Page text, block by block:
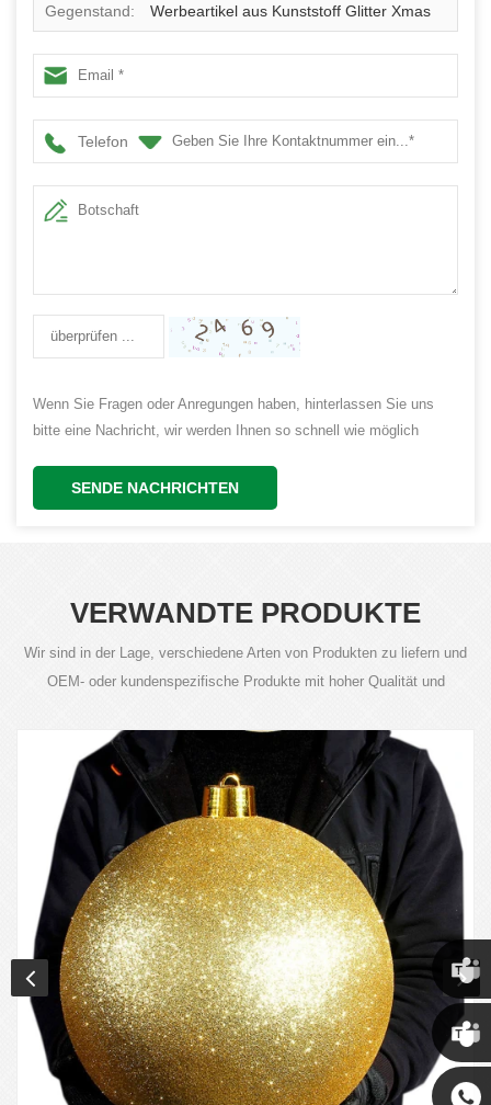
Gegenstand: Werbeartikel aus Kunststoff Glitter Xmas
Ball
Telefon
Wenn Sie Fragen oder Anregungen haben, hinterlassen Sie uns
bitte eine Nachricht, wir werden Ihnen so schnell wie möglich
SENDE NACHRICHTEN
VERWANDTE PRODUKTE
Wir sind in der Lage, verschiedene Arten von Produkten zu liefern und
OEM- oder kundenspezifische Produkte mit hoher Qualität und
Chris
Kenny